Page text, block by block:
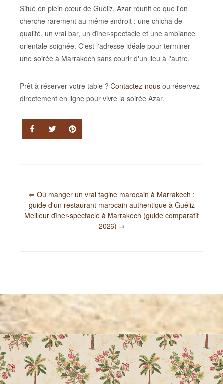
Situé en plein cœur de Guéliz, Azar réunit ce que l'on
cherche rarement au même endroit : une chicha de
qualité, un vrai bar, un dîner-spectacle et une ambiance
orientale soignée. C'est l'adresse idéale pour terminer
une soirée à Marrakech sans courir d'un lieu à l'autre.
Prêt à réserver votre table ? Contactez-nous ou réservez
directement en ligne pour vivre la soirée Azar.
⇐ Où manger un vrai tagine marocain à Marrakech :
guide d'un restaurant marocain authentique à Guéliz
Meilleur dîner-spectacle à Marrakech (guide comparatif
2026) ⇒